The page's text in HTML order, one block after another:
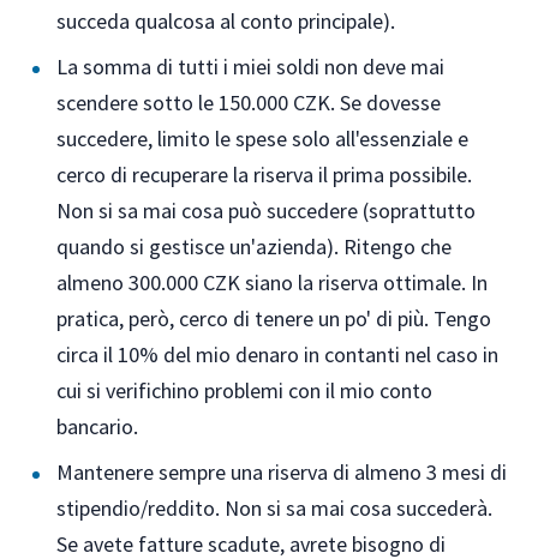
succeda qualcosa al conto principale).
La somma di tutti i miei soldi non deve mai
scendere sotto le 150.000 CZK. Se dovesse
succedere, limito le spese solo all'essenziale e
cerco di recuperare la riserva il prima possibile.
Non si sa mai cosa può succedere (soprattutto
quando si gestisce un'azienda). Ritengo che
almeno 300.000 CZK siano la riserva ottimale. In
pratica, però, cerco di tenere un po' di più. Tengo
circa il 10% del mio denaro in contanti nel caso in
cui si verifichino problemi con il mio conto
bancario.
Mantenere sempre una riserva di almeno 3 mesi di
stipendio/reddito. Non si sa mai cosa succederà.
Se avete fatture scadute, avrete bisogno di